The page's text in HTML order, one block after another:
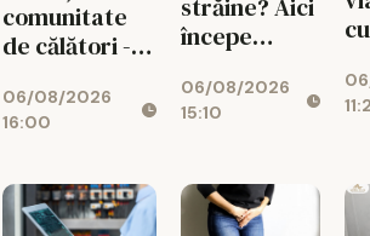
comunitate
de călători -
spatele
fiecărui
CISTOUR
06/08/2026
16:00
străine? Aici
începe
ta cu Lingua
Transcript
06/08/2026
15:10